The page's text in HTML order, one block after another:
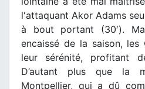
l'attaquant Akor Adams
à bout portant (30′).
encaissé de la saison, les
leur sérénité, profitant
D’autant plus que la
Montpellier, qui a dû